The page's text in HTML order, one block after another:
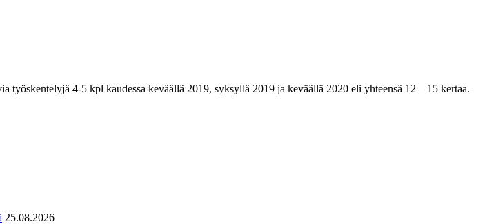
4-5 kpl kaudessa keväällä 2019, syksyllä 2019 ja keväällä 2020 eli yhteensä 12 – 15 kertaa.
25.08.2026